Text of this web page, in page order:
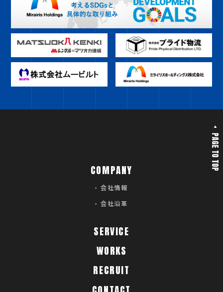
COMPANY
会社情報
会社沿革
SERVICE
WORKS
RECRUIT